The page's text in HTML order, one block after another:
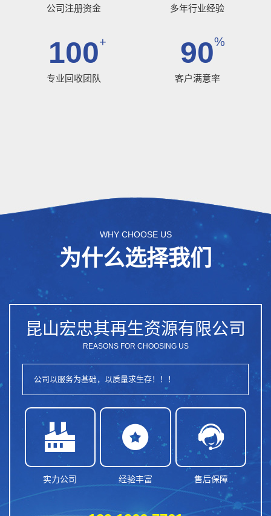
公司注册资金 多年行业经验
100+
专业回收团队
90%
客户满意率
WHY CHOOSE US
为什么选择我们
昆山宏忠其再生资源有限公司
REASONS FOR CHOOSING US
公司以服务为基础，以质量求生存！！！

实力公司

经验丰富

售后保障